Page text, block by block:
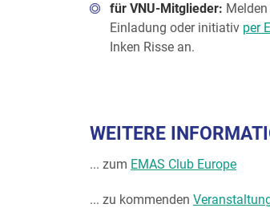
für VNU-Mitglieder:
Einladung oder initiativ per
Inken Risse an.
WEITERE
... zum EMAS Club Europe
... zu kommenden